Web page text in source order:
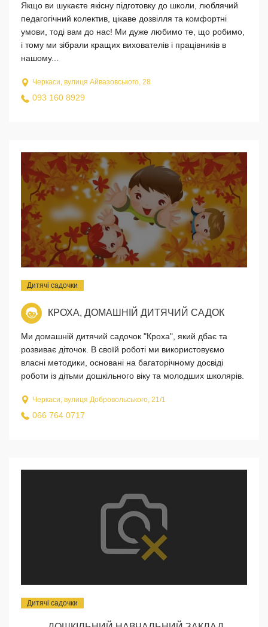
Якщо ви шукаєте якісну підготовку до школи, люблячий
педагогічний колектив, цікаве дозвілля та комфортні
умови, тоді вам до нас! Ми дуже любимо те, що робимо,
і тому ми зібрали кращих вихователів і працівників в
нашому...
Черкаси, вулиця Айвазовського, 28
093 160 8929
Дитячі садочки
КРОХА, ДОМАШНІЙ ДИТЯЧИЙ САДОК
Ми домашній дитячий садочок "Кроха", який дбає та
розвиває діточок. В своїй роботі ми використовуємо
власні методики, основані на багаторічному досвіді
роботи із дітьми дошкільного віку та молодших школярів.
Черкаси, вулиця Добровольського, 21/1
066 764 0717
Дитячі садочки